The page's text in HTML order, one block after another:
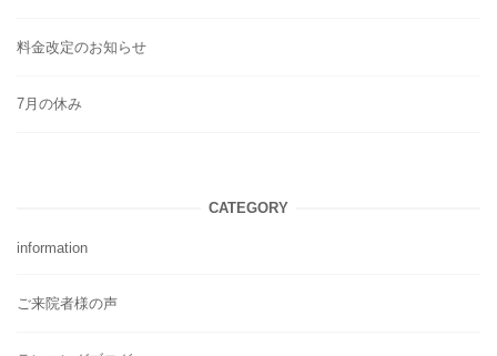
料金改定のお知らせ
7月の休み
CATEGORY
information
ご来院者様の声